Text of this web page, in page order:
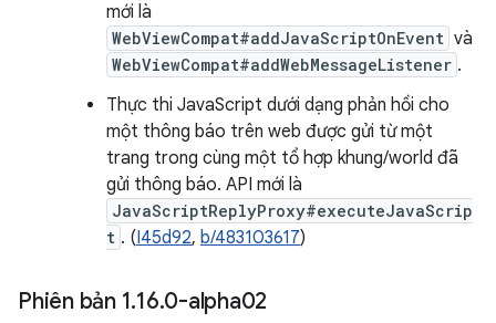
mới là
WebViewCompat#addJavaScriptOnEvent và
WebViewCompat#addWebMessageListener .
Thực thi JavaScript dưới dạng phản hồi cho
một thông báo trên web được gửi từ một
trang trong cùng một tổ hợp khung/world đã
gửi thông báo. API mới là
JavaScriptReplyProxy#executeJavaScrip
t . (I45d92, b/483103617)
Phiên bản 1.16.0-alpha02